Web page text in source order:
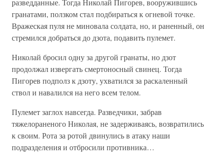
разведданные. Тогда Николай Пигорев, вооружившись
гранатами, ползком стал подбираться к огневой точке.
Вражеская пуля не миновала солдата, но, и раненный, он
стремился добраться до дзота, подавить пулемет.
Николай бросил одну за другой гранаты, но дзот
продолжал извергать смертоносный свинец. Тогда
Пигорев подполз к дзоту, ухватился за раскаленный
ствол и навалился на него всем телом.
Пулемет заглох навсегда. Разведчики, забрав
тяжелораненого Николая, не задерживаясь, возвратились
к своим. Рота за ротой двинулись в атаку наши
подразделения и отбросили противника…